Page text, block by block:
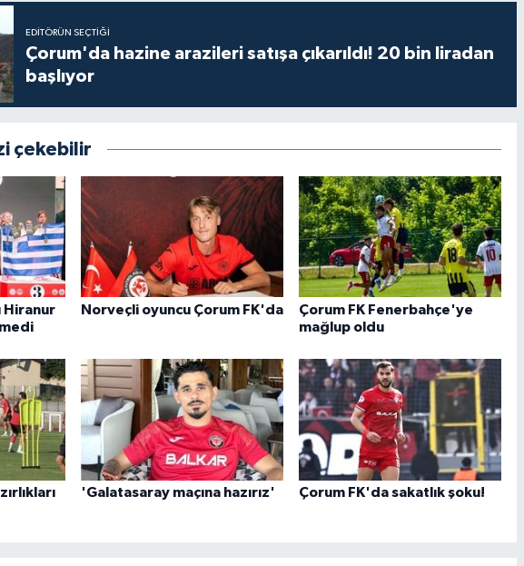
EDITÖRÜN SEÇTIĞI
Çorum'da hazine arazileri satışa çıkarıldı! 20 bin liradan
başlıyor
çekebilir
Hiranur
Norveçli oyuncu Çorum FK'da
Çorum FK Fenerbahçe'ye
mağlup oldu
'Galatasaray maçına hazırız' Çorum FK'da sakatlık şoku!